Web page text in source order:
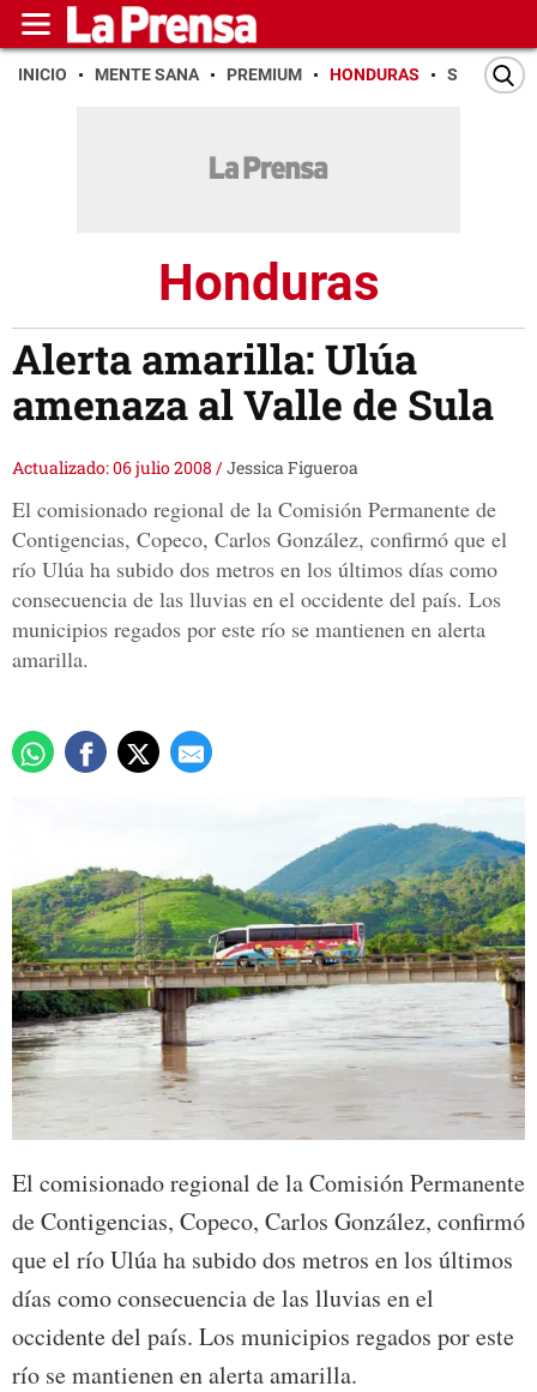
INICIO MENTE SANA PREMIUM HONDURAS SAN PEDRO
Honduras
Alerta amarilla: Ulúa
amenaza al Valle de Sula
Actualizado: 06 julio 2008 /Jessica Figueroa
El comisionado regional de la Comisión Permanente de
Contigencias, Copeco, Carlos González, confirmó que el
río Ulúa ha subido dos metros en los últimos días como
consecuencia de las lluvias en el occidente del país. Los
municipios regados por este río se mantienen en alerta
amarilla.
El comisionado regional de la Comisión Permanente
de Contigencias, Copeco, Carlos González, confirmó
que el río Ulúa ha subido dos metros en los últimos
días como consecuencia de las lluvias en el
occidente del país. Los municipios regados por este
río se mantienen en alerta amarilla.